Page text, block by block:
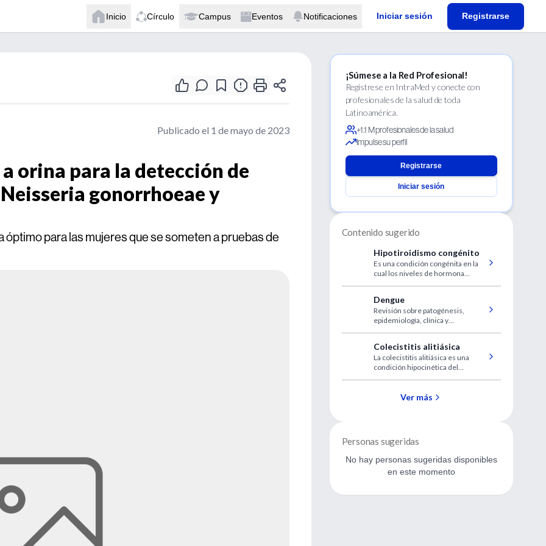
Inicio Círculo Campus Eventos Notificaciones Iniciar sesión Registrarse
Publicado el 1 de mayo de 2023
orina para la detección de
gonorrhoeae y
para las mujeres que se someten a pruebas de
¡Súmese a la Red Profesional!
Regístrese en IntraMed y conecte con
profesionales de la salud de toda
Latinoamérica.
+1.1 M profesionales de la salud
Impulse su perfil
Registrarse
Iniciar sesión
Contenido sugerido
Hipotiroidismo congénito
Es una condición congénita en la
cual los niveles de hormona
funcionamiento de los tejidos
corporales
Dengue
Revisión sobre patogénesis,
epidemiología, clínica y
Colecistitis alitiásica
La colecistitis alitiásica es una
condición hipocinética del
Ver más
Personas sugeridas
No hay personas sugeridas disponibles
en este momento